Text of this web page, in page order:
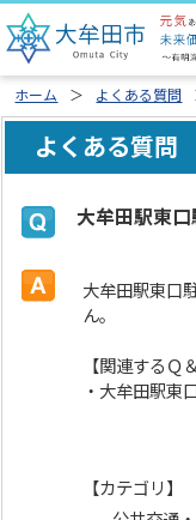
ホーム よくある質問
よくある質問
大牟田駅東口
大牟田駅東口
ん。
【関連するＱ
・大牟田駅東
【カテゴリ】